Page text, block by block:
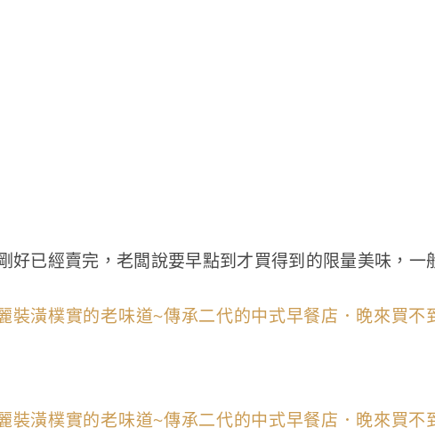
好已經賣完，老闆說要早點到才買得到的限量美味，一